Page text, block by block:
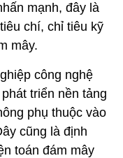
mạnh, đây là
chí, chỉ tiêu kỹ
mây.
công nghệ
triển nền tảng
phụ thuộc vào
cũng là định
toán đám mây